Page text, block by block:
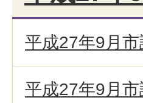
平成27年9月
平成27年9月